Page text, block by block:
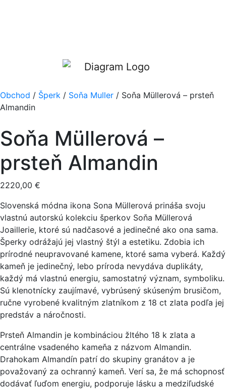
Obchod / Šperk / Soňa Muller / Soňa Müllerová – prsteň
Almandin
Soňa Müllerová –
prsteň Almandin
2220,00 €
Slovenská módna ikona Sona Müllerová prináša svoju
vlastnú autorskú kolekciu šperkov Soňa Müllerová
Joaillerie, ktoré sú nadčasové a jedinečné ako ona sama.
Šperky odrážajú jej vlastný štýl a estetiku. Zdobia ich
prírodné neupravované kamene, ktoré sama vyberá. Každý
kameň je jedinečný, lebo príroda nevydáva duplikáty,
každý má vlastnú energiu, samostatný význam, symboliku.
Sú klenotnícky zaujímavé, vybrúsený skúseným brusičom,
ručne vyrobené kvalitným zlatníkom z 18 ct zlata podľa jej
predstáv a náročnosti.
Prsteň Almandin je kombináciou žltého 18 k zlata a
centrálne vsadeného kameňa z názvom Almandin.
Drahokam Almandín patrí do skupiny granátov a je
považovaný za ochranný kameň. Verí sa, že má schopnosť
dodávať ľuďom energiu, podporuje lásku a medziľudské